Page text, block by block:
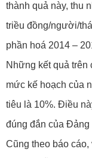
thành quả này, thu
triều đồng/người/
phần hoá 2014 –
Những kết quả
mức kế hoạch của
tiêu là 10%. Điều
đúng đắn của Đảng
Cũng theo báo